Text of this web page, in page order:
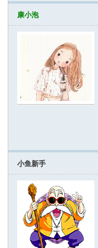
康小泡
小鱼新手